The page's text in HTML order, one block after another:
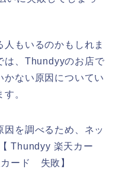
もいるのかもしれま
は、Thundyyのお店で
かない原因についてい
。
因を調べるため、ネッ
Thundyy 楽天カー
ード 失敗】